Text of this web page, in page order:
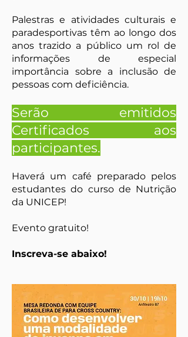
Palestras e atividades culturais e
paradesportivas têm ao longo dos
anos trazido a público um rol de
informações de especial
importância sobre a inclusão de
pessoas com deficiência.
Serão emitidos
Certificados aos
participantes.
Haverá um café preparado pelos
estudantes do curso de Nutrição
da UNICEP!
Evento gratuito!
Inscreva-se abaixo!